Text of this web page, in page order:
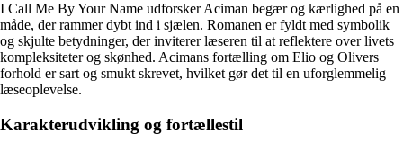
I Call Me By Your Name udforsker Aciman begær og kærlighed på en
måde, der rammer dybt ind i sjælen. Romanen er fyldt med symbolik
og skjulte betydninger, der inviterer læseren til at reflektere over livets
kompleksiteter og skønhed. Acimans fortælling om Elio og Olivers
forhold er sart og smukt skrevet, hvilket gør det til en uforglemmelig
læseoplevelse.
Karakterudvikling og fortællestil